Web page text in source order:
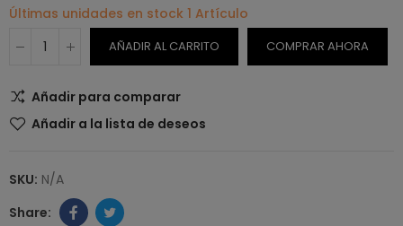
Últimas unidades en stock 1 Artículo
AÑADIR AL CARRITO COMPRAR AHORA
Añadir para comparar
Añadir a la lista de deseos
SKU: N/A